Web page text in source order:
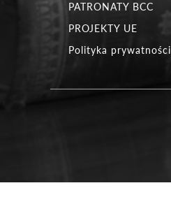
PATRONATY BCC
PROJEKTY UE
Polityka prywatności